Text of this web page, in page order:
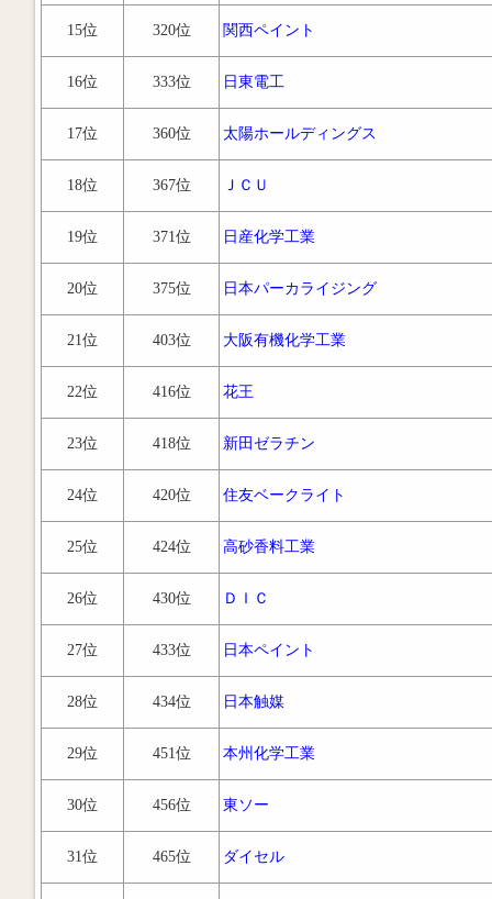
15位 320位 関西ペイント
16位 333位 日東電工
17位 360位 太陽ホールディングス
18位 367位 ＪＣＵ
19位 371位 日産化学工業
20位 375位 日本パーカライジング
21位 403位 大阪有機化学工業
22位 416位 花王
23位 418位 新田ゼラチン
24位 420位 住友ベークライト
25位 424位 高砂香料工業
26位 430位 ＤＩＣ
27位 433位 日本ペイント
28位 434位 日本触媒
29位 451位 本州化学工業
30位 456位 東ソー
31位 465位 ダイセル